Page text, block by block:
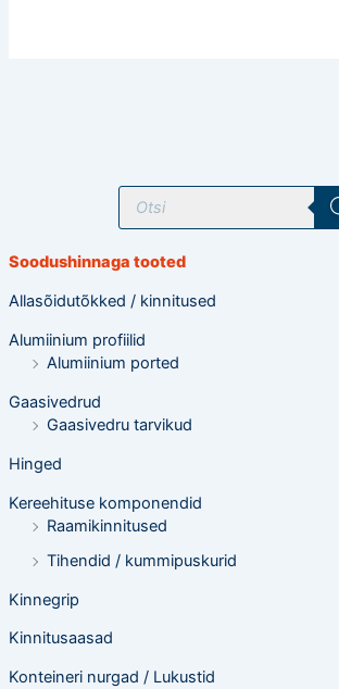
T
o
t
o
t
s
i
n
g
Soodushinnaga tooted
Allasõidutõkked / kinnitused
Alumiinium profiilid
Alumiinium ported
Gaasivedrud
Gaasivedru tarvikud
Hinged
Kereehituse komponendid
Raamikinnitused
Tihendid / kummipuskurid
Kinnegrip
Kinnitusaasad
Konteineri nurgad / Lukustid